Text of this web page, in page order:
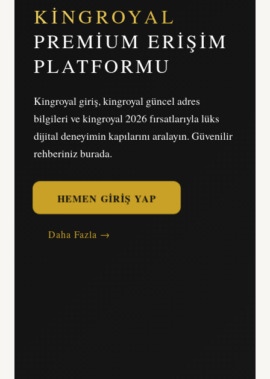
KINGROYAL
PREMIUM ERIŞIM
PLATFORMU
Kingroyal giriş, kingroyal güncel adres
bilgileri ve kingroyal 2026 fırsatlarıyla lüks
dijital deneyimin kapılarını aralayın. Güvenilir
rehberiniz burada.
HEMEN GIRIŞ YAP
Daha Fazla →